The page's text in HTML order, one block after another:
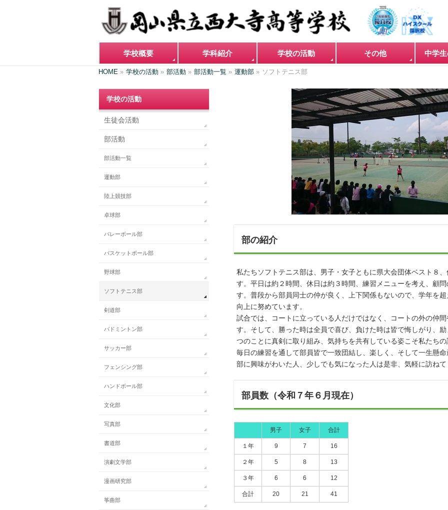
学校概要 学科紹介 学校の活動 その他 中学
HOME » 学校の活動 » 部活動 » 部活動一覧 » 運動部 » ソフトテニス部
部の紹介
私たちソフトテニス部は、男子・女子ともに県大会団体ベスト８
す。平日は約２時間、休日は約３時間、練習メニューを考え、顧
す。普段から部員同士の仲が良く、上下関係もないので、学年を
向上に努めています。
試合では、コートに立っている人だけではなく、コートの外の仲
す。そして、勝った時は全員で喜び、負けた時は皆で悔しがり、
つのことに真剣に取り組み、気持ちを共有している姿こそ私たち
毎日の練習を通して部員皆で一致団結し、楽しく、そして一生懸
部に興味がわいた人、少しでも気になった人は是非、気軽に訪ね
部員数（令和７年６月現在）
男子 女子 合計
１年 9 7 16
２年 5 8 13
３年 6 6 12
合計 20 21 41
学校の活動
生徒会活動
部活動
部活動一覧
運動部
陸上競技部
卓球部
バレーボール部
バスケットボール部
野球部
ソフトテニス部
剣道部
バドミントン部
サッカー部
フェンシング部
ハンドボール部
文化部
写真部
書道部
演劇文学部
漫画研究部
筝曲部